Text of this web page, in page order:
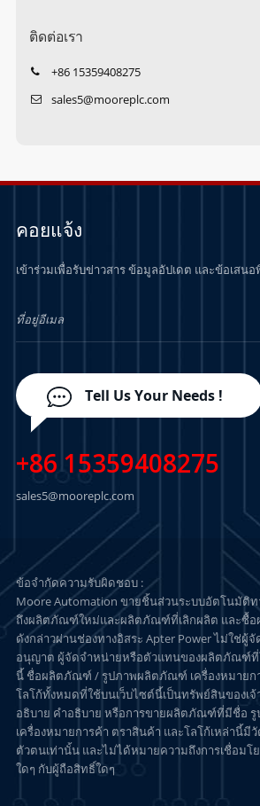
ติดต่อเรา
+86 15359408275
sales5@mooreplc.com
คอยแจ้ง
เข้าร่วมเพื่อรับข่าวสาร ข้อมูลอัปเดต และข้อเสนอ
Tell Us Your Needs !
+86 15359408275
sales5@mooreplc.com
ข้อจำกัดความรับผิดชอบ :
Moore Automation ขายชิ้นส่วนระบบอัตโนมัติท
ถึงผลิตภัณฑ์ใหม่และผลิตภัณฑ์ที่เลิกผลิต และซื้
ดังกล่าวผ่านช่องทางอิสระ Apter Power ไม่ใช่ผู้
อนุญาต ผู้จัดจำหน่ายหรือตัวแทนของผลิตภัณฑ์ที่
นี้ ชื่อผลิตภัณฑ์ / รูปภาพผลิตภัณฑ์ เครื่องหมายก
โลโก้ทั้งหมดที่ใช้บนเว็บไซต์นี้เป็นทรัพย์สินของเจ้
อธิบาย คำอธิบาย หรือการขายผลิตภัณฑ์ที่มีชื่อ รู
เครื่องหมายการค้า ตราสินค้า และโลโก้เหล่านี้มี
ตัวตนเท่านั้น และไม่ได้หมายความถึงการเชื่อมโ
ใดๆ กับผู้ถือสิทธิ์ใดๆ